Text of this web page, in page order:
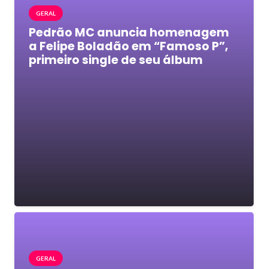
GERAL
Pedrão MC anuncia homenagem
a Felipe Boladão em “Famoso P”,
primeiro single de seu álbum
GERAL